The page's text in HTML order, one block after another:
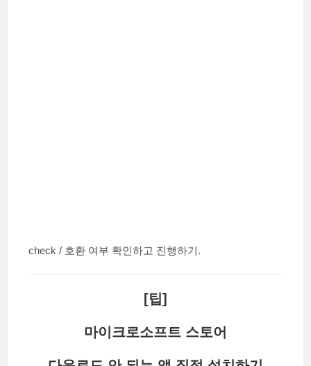
check / 호환 여부 확인하고 진행하기.
[팁]
마이크로소프트 스토어